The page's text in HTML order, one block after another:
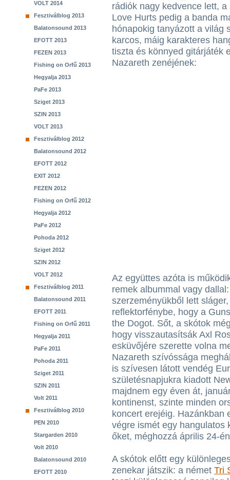
VOLT 2014
Fesztiválblog 2013
Balatonsound 2013
EFOTT 2013
FEZEN 2013
Fishing on Orfű 2013
Hegyalja 2013
PaFe 2013
Sziget 2013
SZIN 2013
VOLT 2013
Fesztiválblog 2012
Balatonsound 2012
EFOTT 2012
EXIT 2012
FEZEN 2012
Fishing on Orfű 2012
Hegyalja 2012
PaFe 2012
Pohoda 2012
Sziget 2012
SZIN 2012
VOLT 2012
Fesztiválblog 2011
Balatonsound 2011
EFOTT 2011
Fishing on Orfű 2011
Hegyalja 2011
PaFe 2011
Pohoda 2011
Sziget 2011
SZIN 2011
Volt 2011
Fesztiválblog 2010
PEN 2010
Stargarden 2010
Volt 2010
Balatonsound 2010
EFOTT 2010
rádiók nagy kedvence lett,
Love Hurts pedig a banda
hónapokig tanyázott a világ
karcos, máig karakteres
tiszta és könnyed gitárjáték
Nazareth zenéjének:
Az együttes azóta is
remek albummal vagy
szerzeményükből lett
reflektorfénybe, hogy a
the Dogot. Sőt, a skótok
hogy visszautasítsák Axl
esküvőjére szerette volna
Nazareth szívóssága
is szívesen látott vendég
születésnapjukra kiadott
majdnem egy éven át,
kontinenst, szinte minden
koncert erejéig. Hazánkban
végre ismét egy hangulatos
őket, méghozzá április 24-
A skótok előtt egy
zenekar játszik: a német Tri